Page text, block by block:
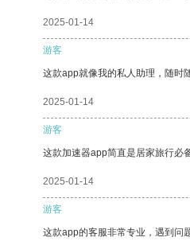
2025-01-14
游客
这款app就像我的私人助理，随时
2025-01-14
游客
这款加速器app简直是居家旅行必
2025-01-14
游客
这款app的客服非常专业，遇到问